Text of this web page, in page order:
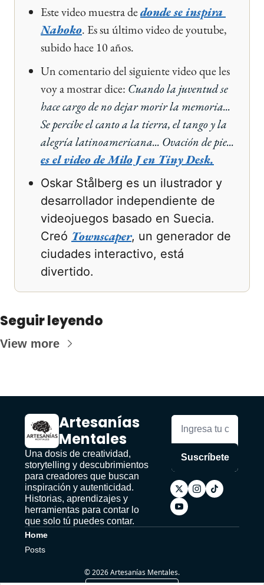
Este video muestra de donde se inspira
Nahoko. Es su último video de youtube,
subido hace 10 años.
Un comentario del siguiente video que les
voy a mostrar dice: Cuando la juventud se
hace cargo de no dejar morir la memoria...
Se percibe el canto a la tierra, el tango y la
alegría latinoamericana... Ovación de pie...
es el video de Milo J en Tiny Desk.
Oskar Stålberg es un ilustrador y
desarrollador independiente de
videojuegos basado en Suecia.
Creó Townscaper, un generador de
ciudades interactivo, está
divertido.
Seguir leyendo
View more
Artesanías
Mentales
Una dosis de creatividad,
storytelling y descubrimientos
para creadores que buscan
inspiración y autenticidad.
Historias, aprendizajes y
herramientas para contar lo
que solo tú puedes contar.
Suscríbete
Home
Posts
© 2026 Artesanías Mentales.